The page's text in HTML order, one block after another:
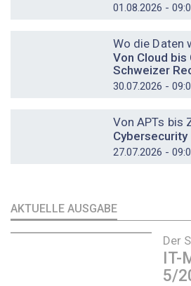
01.08.2026 -
Wo die Daten
Von Cloud bis
Schweizer
30.07.2026 -
Von APTs bis
Cybersecurity
27.07.2026 -
AKTUELLE AUSGABE
Der
IT-
5/